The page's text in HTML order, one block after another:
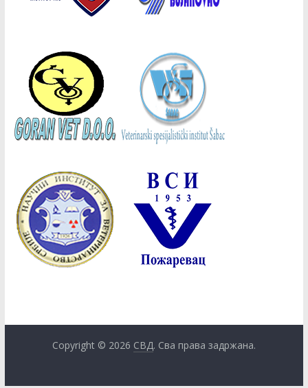
Copyright © 2026 СВД. Сва права задржана.